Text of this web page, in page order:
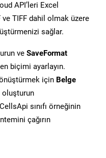
API’leri Excel
ve TIFF dahil olmak üzere
sağlar.
ve SaveFormat
biçimi ayarlayın.
için Belge
sınıfı örneğinin
çağırın